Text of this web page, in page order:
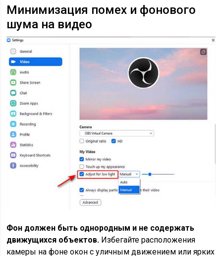
Минимизация помех и фонового
шума на видео
Фон должен быть однородным и не содержать
движущихся объектов. Избегайте расположения
камеры на фоне окон с уличным движением или ярких